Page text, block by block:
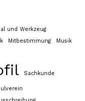
und Werkzeug
Mitbestimmung
Musik
Sachkunde